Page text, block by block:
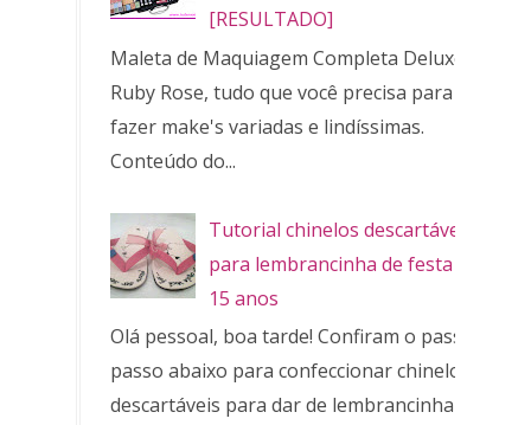
[RESULTADO]
Maleta de Maquiagem Completa Deluxe
Ruby Rose, tudo que você precisa para
fazer make's variadas e lindíssimas.
Conteúdo do...
Tutorial chinelos descartáveis
para lembrancinha de festa de
15 anos
Olá pessoal, boa tarde! Confiram o passo a
passo abaixo para confeccionar chinelos
descartáveis para dar de lembrancinha de